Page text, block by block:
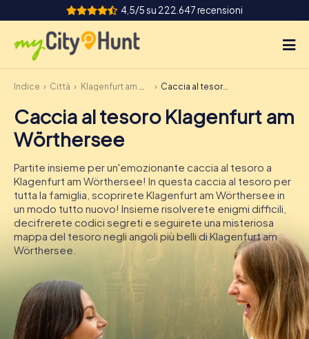
4,5/5 su 222.647 recensioni
Come funziona
Città
Team Building
Biglietti
INT
DE
IE
IT
Indice Città Klagenfurt am Wörthersee Caccia al tesoro Klagenfurt am Wörthersee
Caccia al tesoro Klagenfurt am
Wörthersee
Partite insieme per un'emozionante caccia al tesoro a
Klagenfurt am Wörthersee! In questa caccia al tesoro per
tutta la famiglia, scoprirete Klagenfurt am Wörthersee in
un modo tutto nuovo! Insieme risolverete enigmi difficili,
decifrerete codici segreti e seguirete una misteriosa
mappa del tesoro negli angoli più belli di Klagenfurt am
Wörthersee.